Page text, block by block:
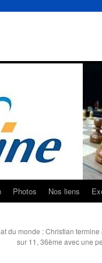
Photos Nos liens
du monde : Christian termine
sur 11, 36ème avec une